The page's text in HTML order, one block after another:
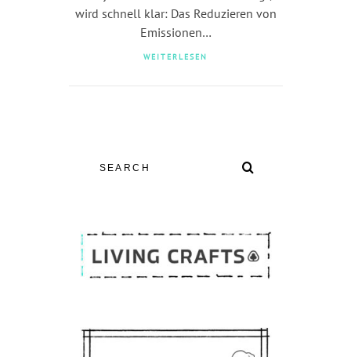
wird schnell klar: Das Reduzieren von
Emissionen…
WEITERLESEN